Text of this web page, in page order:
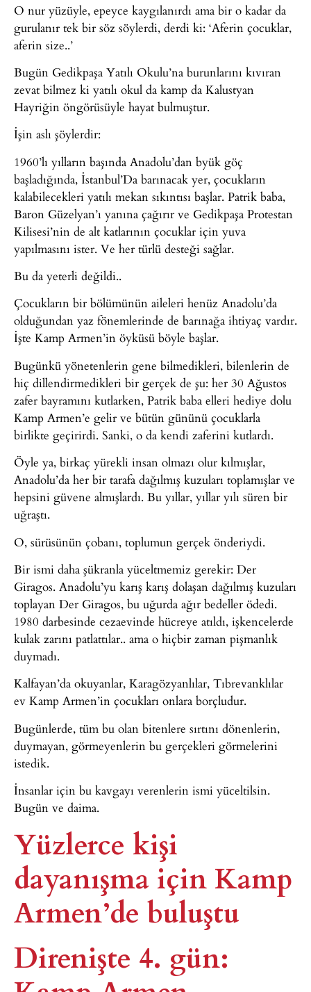
O nur yüzüyle, epeyce kaygılanırdı ama bir o kadar da
gurulanır tek bir söz söylerdi, derdi ki: ‘Aferin çocuklar,
aferin size..’
Bugün Gedikpaşa Yatılı Okulu’na burunlarını kıvıran
zevat bilmez ki yatılı okul da kamp da Kalustyan
Hayriğin öngörüsüyle hayat bulmuştur.
İşin aslı şöylerdir:
1960’lı yılların başında Anadolu’dan byük göç
başladığında, İstanbul’Da barınacak yer, çocukların
kalabilecekleri yatılı mekan sıkıntısı başlar. Patrik baba,
Baron Güzelyan’ı yanına çağırır ve Gedikpaşa Protestan
Kilisesi’nin de alt katlarının çocuklar için yuva
yapılmasını ister. Ve her türlü desteği sağlar.
Bu da yeterli değildi..
Çocukların bir bölümünün aileleri henüz Anadolu’da
olduğundan yaz fönemlerinde de barınağa ihtiyaç vardır.
İşte Kamp Armen’in öyküsü böyle başlar.
Bugünkü yönetenlerin gene bilmedikleri, bilenlerin de
hiç dillendirmedikleri bir gerçek de şu: her 30 Ağustos
zafer bayramını kutlarken, Patrik baba elleri hediye dolu
Kamp Armen’e gelir ve bütün gününü çocuklarla
birlikte geçirirdi. Sanki, o da kendi zaferini kutlardı.
Öyle ya, birkaç yürekli insan olmazı olur kılmışlar,
Anadolu’da her bir tarafa dağılmış kuzuları toplamışlar ve
hepsini güvene almışlardı. Bu yıllar, yıllar yılı süren bir
uğraştı.
O, sürüsünün çobanı, toplumun gerçek önderiydi.
Bir ismi daha şükranla yüceltmemiz gerekir: Der
Giragos. Anadolu’yu karış karış dolaşan dağılmış kuzuları
toplayan Der Giragos, bu uğurda ağır bedeller ödedi.
1980 darbesinde cezaevinde hücreye atıldı, işkencelerde
kulak zarını patlattılar.. ama o hiçbir zaman pişmanlık
duymadı.
Kalfayan’da okuyanlar, Karagözyanlılar, Tıbrevanklılar
ev Kamp Armen’in çocukları onlara borçludur.
Bugünlerde, tüm bu olan bitenlere sırtını dönenlerin,
duymayan, görmeyenlerin bu gerçekleri görmelerini
istedik.
İnsanlar için bu kavgayı verenlerin ismi yüceltilsin.
Bugün ve daima.
Yüzlerce kişi
dayanışma için Kamp
Armen’de buluştu
Direnişte 4. gün: